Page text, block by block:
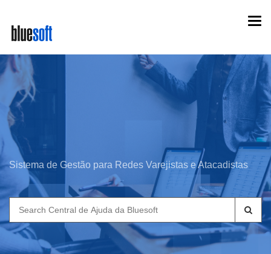
main
content
Sistema de Gestão para Redes Varejistas e Atacadistas
Search
for: